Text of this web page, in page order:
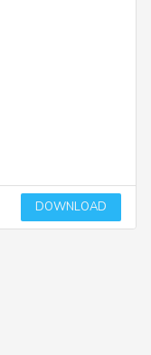
DOWNLOAD